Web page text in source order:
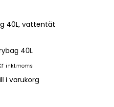
40L
inkl.moms
i varukorg